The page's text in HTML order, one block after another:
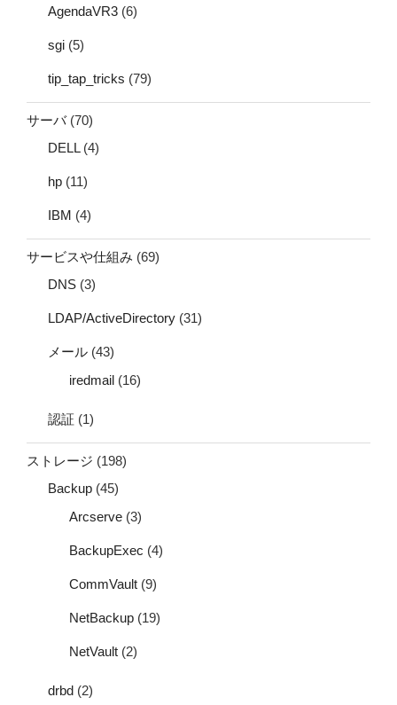
AgendaVR3 (6)
sgi (5)
tip_tap_tricks (79)
サーバ(70)
DELL(4)
hp (11)
IBM (4)
サービスや仕組み (69)
DNS (3)
LDAP/ActiveDirectory (31)
メール (43)
iredmail (16)
認証 (1)
ストレージ (198)
Backup (45)
Arcserve (3)
BackupExec (4)
CommVault (9)
NetBackup (19)
NetVault (2)
drbd (2)